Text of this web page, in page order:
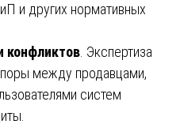
и других нормативных
конфликтов. Экспертиза
между продавцами,
систем